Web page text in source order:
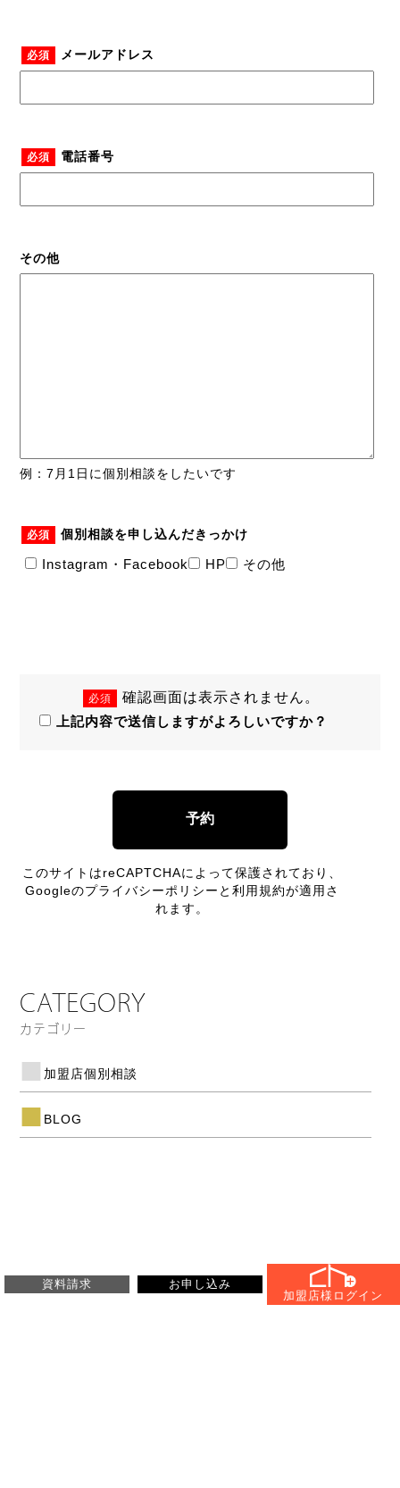
CATEGORY
カテゴリー
加盟店個別相談
BLOG
必須 メールアドレス
必須 電話番号
その他
例：7月1日に個別相談をしたいです
必須 個別相談を申し込んだきっかけ
Instagram・Facebook HP その他
必須
確認画面は表示されません。
上記内容で送信しますがよろしいですか？
このサイトはreCAPTCHAによって保護されており、
Googleのプライバシーポリシー と 利用規約が適用さ
れます。
資料請求
お申し込み
加盟店様 ログイン